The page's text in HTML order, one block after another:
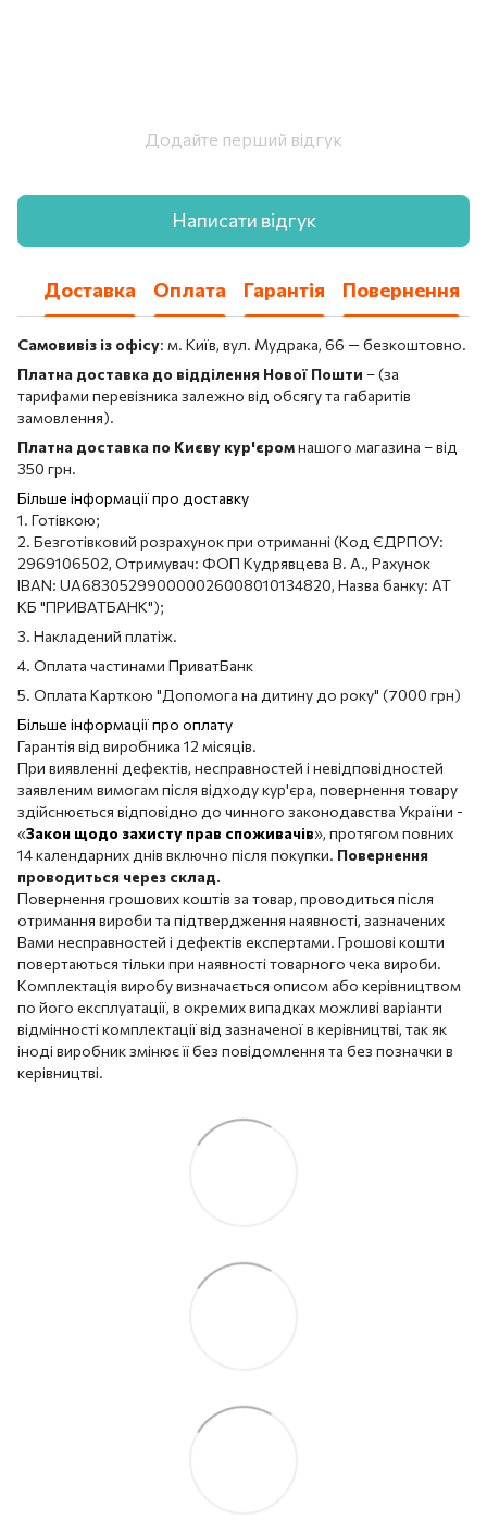
Додайте перший відгук
Написати відгук
Доставка Оплата Гарантія Повернення
Самовивіз із офісу: м. Київ, вул. Мудрака, 66 — безкоштовно.
Платна доставка до відділення Нової Пошти – (за
тарифами перевізника залежно від обсягу та габаритів
замовлення).
Платна доставка по Києву кур'єромнашого магазина – від
350 грн.
Більше інформації про доставку
1. Готівкою;
2. Безготівковий розрахунок при отриманні (Код ЄДРПОУ:
2969106502, Отримувач: ФОП Кудрявцева В. А., Рахунок
IBAN: UA683052990000026008010134820, Назва банку: АТ
КБ "ПРИВАТБАНК");
3. Накладений платіж.
4. Оплата частинами ПриватБанк
5. Оплата Карткою "Допомога на дитину до року" (7000 грн)
Більше інформації про оплату
Гарантія від виробника 12 місяців.
При виявленні дефектів, несправностей і невідповідностей
заявленим вимогам після відходу кур'єра, повернення товару
здійснюється відповідно до чинного законодавства України -
«Закон щодо захисту прав споживачів», протягом повних
14 календарних днів включно після покупки. Повернення
проводиться через склад.
Повернення грошових коштів за товар, проводиться після
отримання вироби та підтвердження наявності, зазначених
Вами несправностей і дефектів експертами. Грошові кошти
повертаються тільки при наявності товарного чека вироби.
Комплектація виробу визначається описом або керівництвом
по його експлуатації, в окремих випадках можливі варіанти
відмінності комплектації від зазначеної в керівництві, так як
іноді виробник змінює її без повідомлення та без позначки в
керівництві.